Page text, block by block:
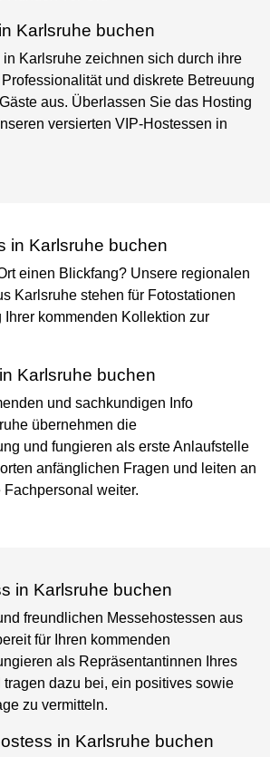
Karlsruhe buchen
Karlsruhe zeichnen sich durch ihre
und diskrete Betreuung
aus. Überlassen Sie das Hosting
versierten VIP-Hostessen in
in Karlsruhe buchen
einen Blickfang? Unsere regionalen
Karlsruhe stehen für Fotostationen
Ihrer kommenden Kollektion zur
Karlsruhe buchen
und sachkundigen Info
übernehmen die
und fungieren als erste Anlaufstelle
anfänglichen Fragen und leiten an
weiter.
in Karlsruhe buchen
freundlichen Messehostessen aus
für Ihren kommenden
als Repräsentantinnen Ihres
tragen dazu bei, ein positives sowie
zu vermitteln.
in Karlsruhe buchen